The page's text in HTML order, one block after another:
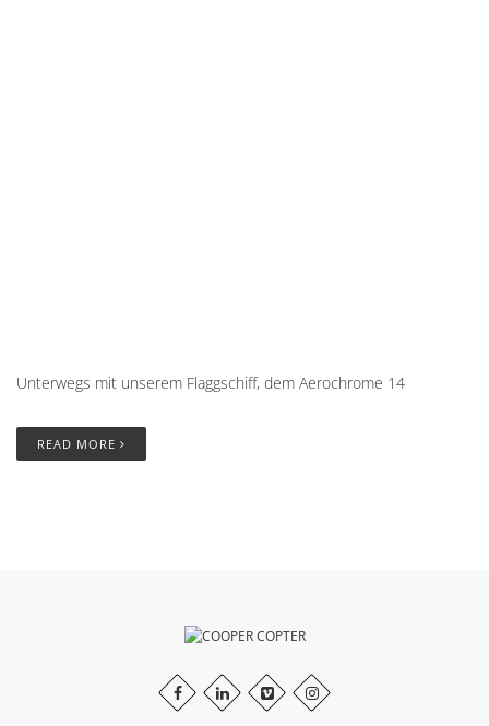
Unterwegs mit unserem Flaggschiff, dem Aerochrome 14
READ MORE